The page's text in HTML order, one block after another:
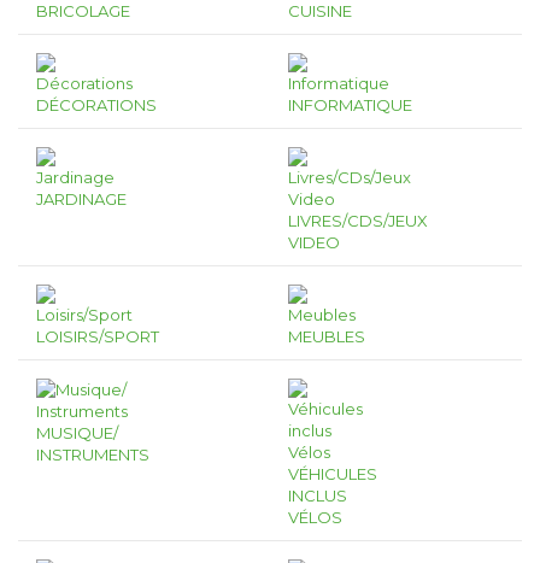
BRICOLAGE CUISINE
DÉCORATIONS INFORMATIQUE
JARDINAGE
LIVRES/CDS/JEUX
VIDEO
LOISIRS/SPORT MEUBLES
MUSIQUE/
INSTRUMENTS
VÉHICULES
INCLUS
VÉLOS